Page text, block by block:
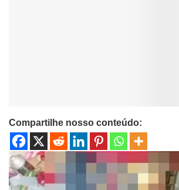
Compartilhe nosso conteúdo: